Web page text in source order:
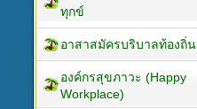
ทุกข์
อาสาสมัครบริบาลท้องถิ่น
องค์กรสุขภาวะ (Happy
Workplace)